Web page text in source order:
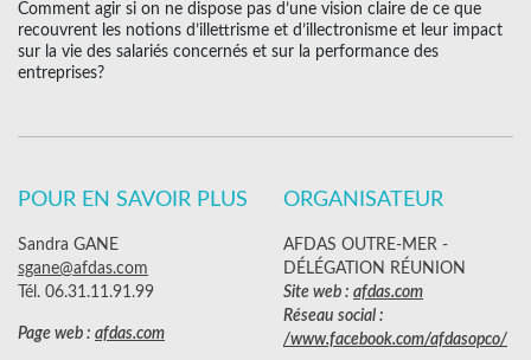
Comment agir si on ne dispose pas d’une vision claire de ce que
recouvrent les notions d’illettrisme et d’illectronisme et leur impact
sur la vie des salariés concernés et sur la performance des
entreprises?
POUR EN SAVOIR PLUS
Sandra GANE
sgane@afdas.com
Tél. 06.31.11.91.99
Page web : afdas.com
ORGANISATEUR
AFDAS OUTRE-MER -
DÉLÉGATION RÉUNION
Site web : afdas.com
Réseau social :
/www.facebook.com/afdasopco/